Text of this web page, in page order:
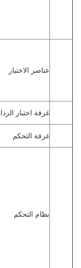
عناصر الاختبار
غرفة اختبار الرذاذ
غرفة التحكم
نظام التحكم